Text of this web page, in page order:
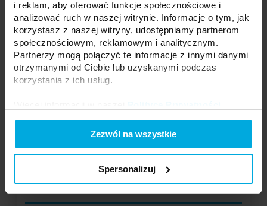
i reklam, aby oferować funkcje społecznościowe i
analizować ruch w naszej witrynie. Informacje o tym, jak
korzystasz z naszej witryny, udostępniamy partnerom
społecznościowym, reklamowym i analitycznym.
Partnerzy mogą połączyć te informacje z innymi danymi
otrzymanymi od Ciebie lub uzyskanymi podczas
korzystania z ich usług.
Zezwól na wszystkie
Spersonalizuj
11-3407-10
Długość klosza:
Materiał klosza:
PC
Kształt klosza:
midi
Kolor klosza:
Czarny
System:
alba, aria, akin
Twoja cena:
Skontaktuj się z Twoim
Stan magazynowy: średnio
DODAJ DO LISTY ŻYCZEŃ